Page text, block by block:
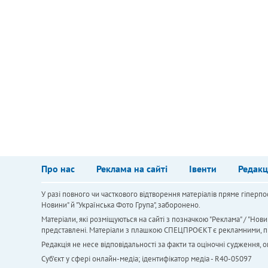
Про нас Реклама на сайті Івенти
У разі повного чи часткового відтворення матеріалів пряме
Новини" й "Українська Фото Група", заборонено.
Матеріали, які розміщуються на сайті з позначкою "Реклама" /
представлені. Матеріали з плашкою СПЕЦПРОЄКТ є рекламними,
Редакція не несе відповідальності за факти та оціночні
Cуб'єкт у сфері онлайн-медіа; ідентифікатор медіа - R40-05097